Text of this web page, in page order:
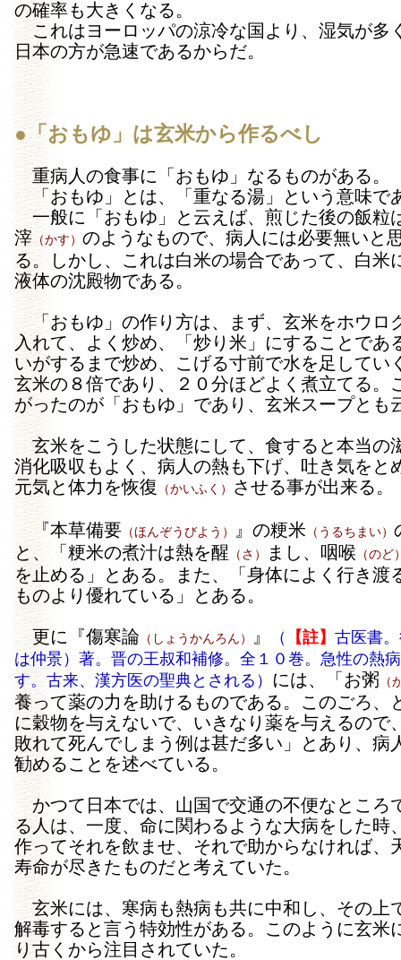
の確率も大きくなる。
これはヨーロッパの涼冷な国より、湿気が多
日本の方が急速であるからだ。
●「おもゆ」は玄米から作るべし
重病人の食事に「おもゆ」なるものがある。
「おもゆ」とは、「重なる湯」という意味で
一般に「おもゆ」と云えば、煎じた後の飯粒
滓（かす） のようなもので、病人には必要無いと
る。しかし、これは白米の場合であって、白米
液体の沈殿物である。
「おもゆ」の作り方は、まず、玄米をホウロ
入れて、よく炒め、「炒り米」にすることであ
いがするまで炒め、こげる寸前で水を足してい
玄米の８倍であり、２０分ほどよく煮立てる。
がったのが「おもゆ」であり、玄米スープとも
玄米をこうした状態にして、食すると本当の
消化吸収もよく、病人の熱も下げ、吐き気をと
元気と体力を恢復 （かいふく） させる事が出来る。
『本草備要（ほんぞうびよう） 』の粳米 （うるちまい）
と、「粳米の煮汁は熱を醒 （さ） まし、咽喉 （のど
を止める」とある。また、「身体によく行き渡
ものより優れている」とある。
更に『傷寒論 （しょうかんろん） 』 （ 【註】 古医書
は仲景）著。晋の王叔和補修。全１０巻。急性の熱
す。古来、漢方医の聖典とされる）
には、「お粥 （
養って薬の力を助けるものである。このごろ、
に穀物を与えないで、いきなり薬を与えるので
敗れて死んでしまう例は甚だ多い」とあり、病
勧めることを述べている。
かつて日本では、山国で交通の不便なところ
る人は、一度、命に関わるような大病をした時
作ってそれを飲ませ、それで助からなければ、
寿命が尽きたものだと考えていた。
玄米には、寒病も熱病も共に中和し、その上
解毒すると言う特効性がある。このように玄米
り古くから注目されていた。